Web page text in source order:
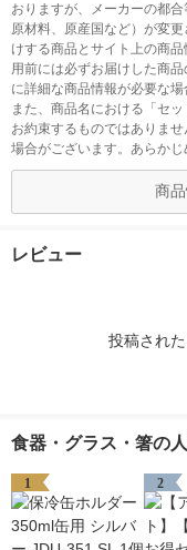
おりますが、メーカーの都
原材料、原産国など）が変
けする商品とサイト上の商
用前には必ずお届けした商
に詳細な商品情報が必要な
また、商品名における「セ
お約束するものではありま
場合がございます。あらかじ
商
レビュー
投稿され
食器・グラス・箸の
1 2